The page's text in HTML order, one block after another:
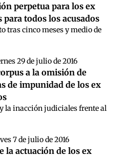
perpetua para los ex
todos los acusados
tras cinco meses y medio de
29 de julio de 2016
a la omisión de
de impunidad de los ex
la inacción judiciales frente al
7 de julio de 2016
la actuación de los ex